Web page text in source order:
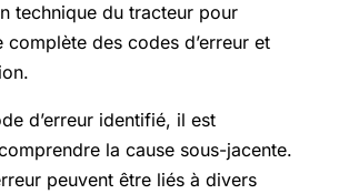
technique du tracteur pour
complète des codes d’erreur et
d’erreur identifié, il est
la cause sous-jacente.
peuvent être liés à divers